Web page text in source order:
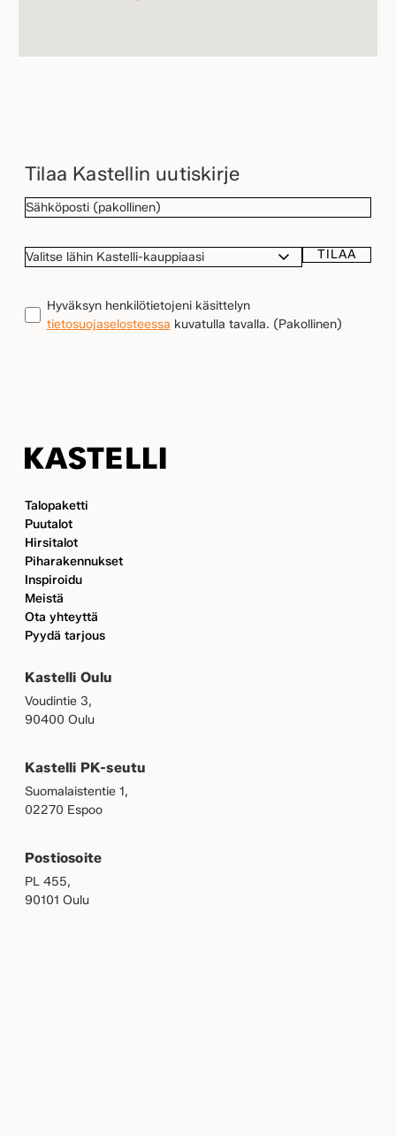
Tilaa Kastellin uutiskirje
SÄHKÖPOSTI(Pakollinen)
VALITSE
KAUPPIAASI
TIETOSUOJA(Pakollinen)
Hyväksyn henkilötietojeni käsittelyn
tietosuojaselosteessa kuvatulla tavalla. (Pakollinen)
TILAA
Talopaketti
Puutalot
Hirsitalot
Piharakennukset
Inspiroidu
Meistä
Ota yhteyttä
Pyydä tarjous
Kastelli Oulu
Voudintie 3,
90400 Oulu
Kastelli PK-seutu
Suomalaistentie 1,
02270 Espoo
Postiosoite
PL 455,
90101 Oulu